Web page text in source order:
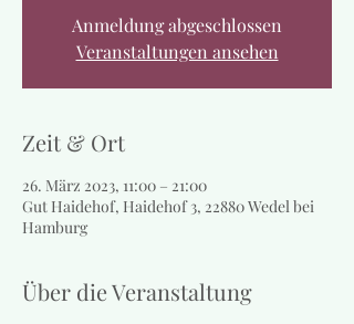
Anmeldung abgeschlossen
Veranstaltungen ansehen
Zeit & Ort
26. März 2023, 11:00 – 21:00
Gut Haidehof, Haidehof 3, 22880 Wedel bei
Hamburg
Über die Veranstaltung